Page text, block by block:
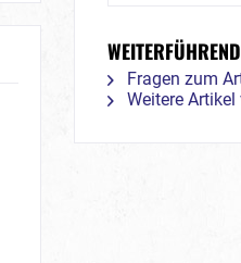
Fragen zum
Weitere